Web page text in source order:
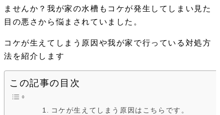
ませんか？我が家の水槽もコケが発生してしまい見た
目の悪さから悩まされていました。
コケが生えてしまう原因や我が家で行っている対処方
法を紹介します
この記事の目次
コケが生えてしまう原因はこちらです。